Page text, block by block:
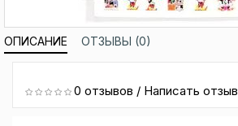
ОПИСАНИЕ ОТЗЫВЫ (0)
0 отзывов / Написать отзыв